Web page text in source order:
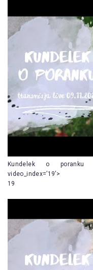
Kundelek o poranku
video_index=’19’>
19